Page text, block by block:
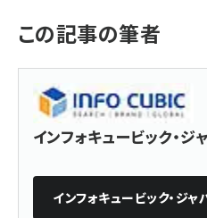
この記事の筆者
インフォキュービック・ジ
インフォキュービック・ジャ